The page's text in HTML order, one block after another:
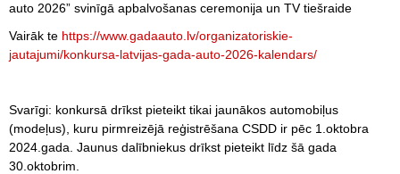
auto 2026” svinīgā apbalvošanas ceremonija un TV tiešraide
Vairāk te https://www.gadaauto.lv/organizatoriskie-
jautajumi/konkursa-latvijas-gada-auto-2026-kalendars/
Svarīgi: konkursā drīkst pieteikt tikai jaunākos automobiļus
(modeļus), kuru pirmreizējā reģistrēšana CSDD ir pēc 1.oktobra
2024.gada. Jaunus dalībniekus drīkst pieteikt līdz šā gada
30.oktobrim.